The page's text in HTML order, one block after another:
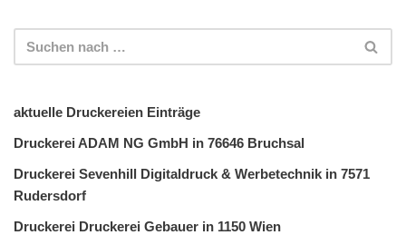
aktuelle Druckereien Einträge
Druckerei ADAM NG GmbH in 76646 Bruchsal
Druckerei Sevenhill Digitaldruck & Werbetechnik in 7571
Rudersdorf
Druckerei Druckerei Gebauer in 1150 Wien